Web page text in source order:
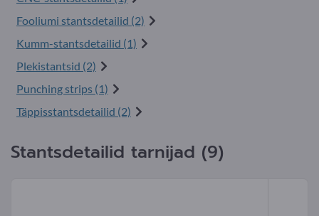
Fooliumi stantsdetailid (2)
Kumm-stantsdetailid (1)
Plekistantsid (2)
Punching strips (1)
Täppisstantsdetailid (2)
Stantsdetailid tarnijad (9)